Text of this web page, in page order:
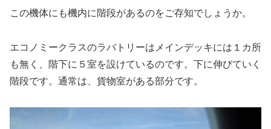
この機体にも機内に階段があるのをご存知でしょうか。
エコノミークラスのラバトリーはメインデッキには１カ所
も無く、階下に５室を設けているのです。下に伸びていく
階段です。通常は、貨物室がある部分です。